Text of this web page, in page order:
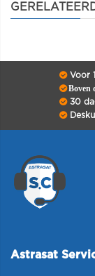
Voor
Boven
30
Astrasat